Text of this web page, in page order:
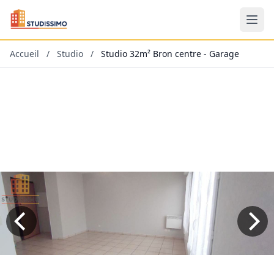
Accueil / Studio / Studio 32m² Bron centre - Garage